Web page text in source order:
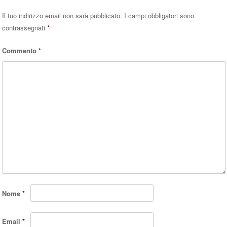
Il tuo indirizzo email non sarà pubblicato. I campi obbligatori sono
contrassegnati*
Commento*
Nome*
Email*